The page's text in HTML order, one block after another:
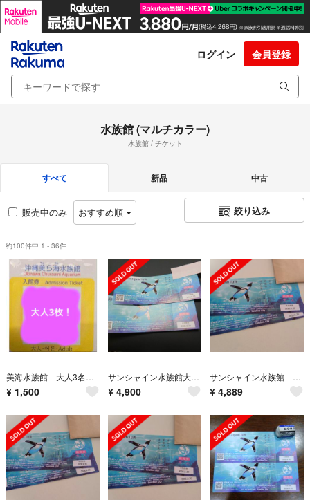
ログイン 会員登録
水族館 (マルチカラー)
水族館 / チケット
すべて 新品 中古
販売中のみ おすすめ順 絞り込み
約100件中 1 - 36件
美海水族館 大人3名 未使用
¥ 1,500
サンシャイン水族館大人チケット2枚
¥ 4,900
サンシャイン水族館 チケット 大人 2枚1組
¥ 4,889